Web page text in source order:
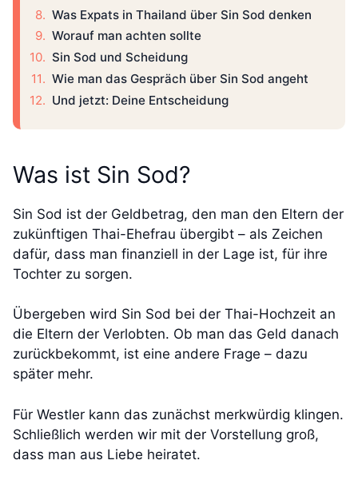
Was Expats in Thailand über Sin Sod denken
Worauf man achten sollte
Sin Sod und Scheidung
Wie man das Gespräch über Sin Sod angeht
Und jetzt: Deine Entscheidung
Was ist Sin Sod?
Sin Sod ist der Geldbetrag, den man den Eltern der
zukünftigen Thai-Ehefrau übergibt – als Zeichen
dafür, dass man finanziell in der Lage ist, für ihre
Tochter zu sorgen.
Übergeben wird Sin Sod bei der Thai-Hochzeit an
die Eltern der Verlobten. Ob man das Geld danach
zurückbekommt, ist eine andere Frage – dazu
später mehr.
Für Westler kann das zunächst merkwürdig klingen.
Schließlich werden wir mit der Vorstellung groß,
dass man aus Liebe heiratet.